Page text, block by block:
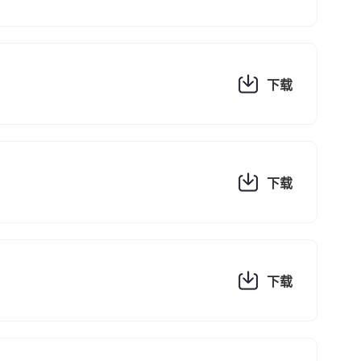
下载
下载
下载